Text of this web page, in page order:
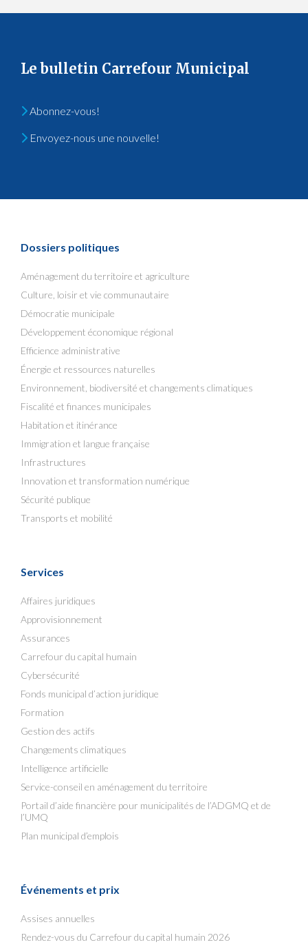
Le bulletin Carrefour Municipal
Abonnez-vous!
Envoyez-nous une nouvelle!
Dossiers politiques
Aménagement du territoire et agriculture
Culture, loisir et vie communautaire
Démocratie municipale
Développement économique régional
Efficience administrative
Énergie et ressources naturelles
Environnement, biodiversité et changements climatiques
Fiscalité et finances municipales
Habitation et itinérance
Immigration et langue française
Infrastructures
Innovation et transformation numérique
Sécurité publique
Transports et mobilité
Services
Affaires juridiques
Approvisionnement
Assurances
Carrefour du capital humain
Cybersécurité
Fonds municipal d’action juridique
Formation
Gestion des actifs
Changements climatiques
Intelligence artificielle
Service-conseil en aménagement du territoire
Portail d’aide financière pour municipalités de l’ADGMQ et de
l’UMQ
Plan municipal d’emplois
Événements et prix
Assises annuelles
Rendez-vous du Carrefour du capital humain 2026